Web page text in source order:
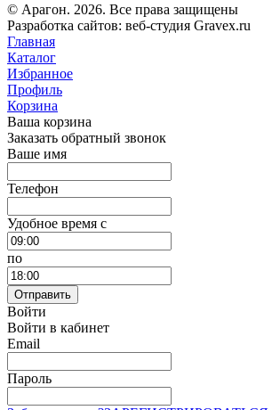
© Арагон. 2026. Все права защищены
Разработка сайтов: веб-студия Gravex.ru
Главная
Каталог
Избранное
Профиль
Корзина
Ваша корзина
Заказать обратный звонок
Ваше имя
Телефон
Удобное время c
по
Отправить
Войти
Войти в кабинет
Email
Пароль